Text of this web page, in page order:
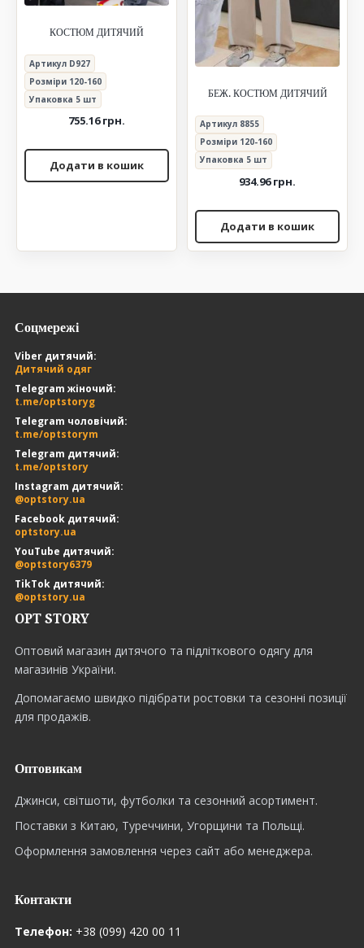
КОСТЮМ ДИТЯЧИЙ
Артикул D927
Розміри 120-160
Упаковка 5 шт
755.16грн.
Додати в кошик
БЕЖ. КОСТЮМ ДИТЯЧИЙ
Артикул 8855
Розміри 120-160
Упаковка 5 шт
934.96грн.
Додати в кошик
OPT STORY
Оптовий магазин дитячого та підліткового одягу для
магазинів України.
Допомагаємо швидко підібрати ростовки та сезонні позиції
для продажів.
Оптовикам
Джинси, світшоти, футболки та сезонний асортимент.
Поставки з Китаю, Туреччини, Угорщини та Польщі.
Оформлення замовлення через сайт або менеджера.
Контакти
Телефон: +38 (099) 420 00 11
Соцмережі
Viber дитячий:
Дитячий одяг
Telegram жіночий:
t.me/optstoryg
Telegram чоловічий:
t.me/optstorym
Telegram дитячий:
t.me/optstory
Instagram дитячий:
@optstory.ua
Facebook дитячий:
optstory.ua
YouTube дитячий:
@optstory6379
TikTok дитячий:
@optstory.ua